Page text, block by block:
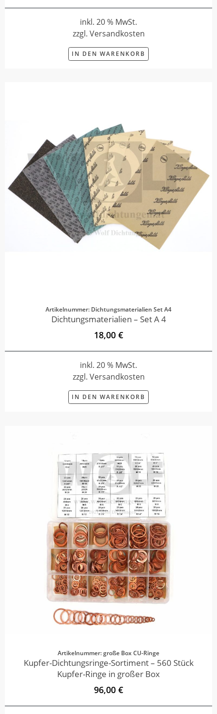
inkl. 20 % MwSt.
zzgl. Versandkosten
IN DEN WARENKORB
Artikelnummer: Dichtungsmaterialien Set A4
Dichtungsmaterialien – Set A 4
18,00 €
inkl. 20 % MwSt.
zzgl. Versandkosten
IN DEN WARENKORB
Artikelnummer: große Box CU-Ringe
Kupfer-Dichtungsringe-Sortiment – 560 Stück
Kupfer-Ringe in großer Box
96,00 €